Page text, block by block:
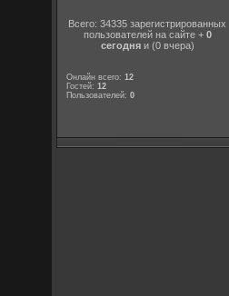
Всего: 34335 зарегистрированных
пользователей на сайте + 0
сегодняи (0 вчера)
Онлайн всего:12
Гостей:12
Пользователей:0